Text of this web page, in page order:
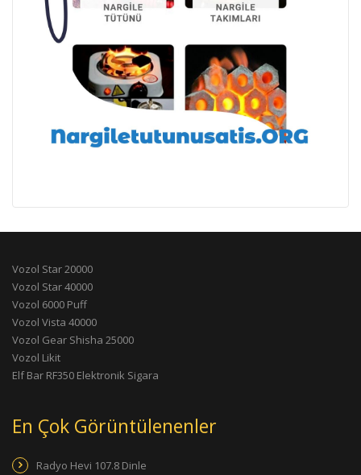
Vozol Star 20000
Vozol Star 40000
Vozol 6000 Puff
Vozol Vista 40000
Vozol Gear Shisha 25000
Vozol Likit
Elf Bar RF350 Elektronik Sigara
En Çok Görüntülenenler
Radyo Hevi 107.8 Dinle